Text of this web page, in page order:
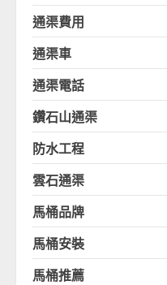
通渠費用
通渠車
通渠電話
鑽石山通渠
防水工程
雲石通渠
馬桶品牌
馬桶安裝
馬桶推薦